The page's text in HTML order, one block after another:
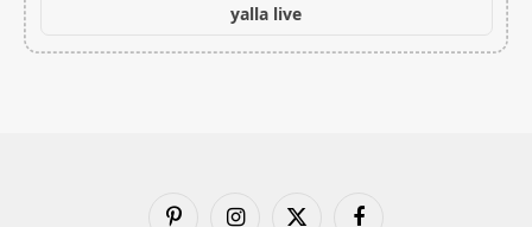
yalla live